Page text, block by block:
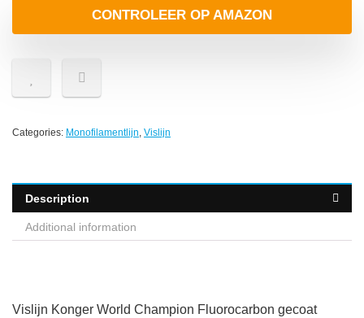
CONTROLEER OP AMAZON
Categories: Monofilamentlijn, Vislijn
Description
Additional information
Vislijn Konger World Champion Fluorocarbon gecoat